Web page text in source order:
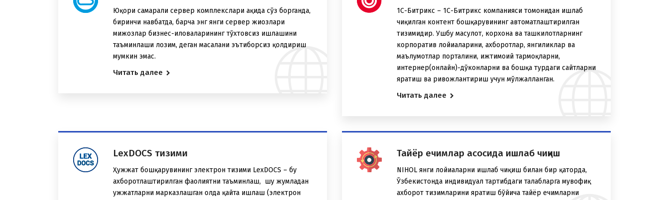
Юқори самарали сервер комплекслари ҳақида сўз борганда,
биринчи навбатда, барча энг янги сервер жиҳозлари
мижозлар бизнес-иловаларининг тўхтовсиз ишлашини
таъминлаши лозим, деган масалани эътиборсиз қолдириш
мумкин эмас.
Читать далее
1С-Битрикс – 1С-Битрикс компанияси томонидан ишлаб
чиқилган контент бошқарувининг автоматлаштирилган
тизимидир. Ушбу маҳсулот, корхона ва ташкилотларнинг
корпоратив лойиҳаларини, ахборотлар, янгиликлар ва
маълумотлар порталини, ижтимоий тармоқларни,
интернер(онлайн)-дўконларни ва бошқа турдаги сайтларни
яратиш ва ривожлантириш учун мўлжалланган.
Читать далее
LexDOCS тизими
Ҳужжат бошқарувининг электрон тизими LexDOCS – бу
ахборотлаштирилган фаолиятни таъминлаш, шу жумладан
ҳужжатларни марказлашган ҳолда қайта ишлаш (электрон
Тайёр ечимлар асосида ишлаб чиқиш
NIHOL янги лойиҳаларни ишлаб чиқиш билан бир қаторда,
Ўзбекистонда индивидуал тартибдаги талабларга мувофиқ
ахборот тизимларини яратиш бўйича тайёр ечимларни